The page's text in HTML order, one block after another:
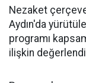
Nezaket
Aydın'da
programı
ilişkin